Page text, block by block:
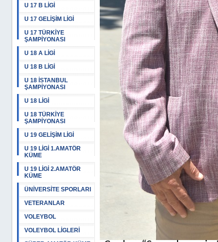
U 17 B LİGİ
U 17 GELİŞİM LİGİ
U 17 TÜRKİYE
ŞAMPİYONASI
U 18 A LİGİ
U 18 B LİGİ
U 18 İSTANBUL
ŞAMPİYONASI
U 18 LİGİ
U 18 TÜRKİYE
ŞAMPİYONASI
U 19 GELİŞİM LİGİ
U 19 LİGİ 1.AMATÖR
KÜME
U 19 LİGİ 2.AMATÖR
KÜME
ÜNİVERSİTE SPORLARI
VETERANLAR
VOLEYBOL
VOLEYBOL LİGLERİ